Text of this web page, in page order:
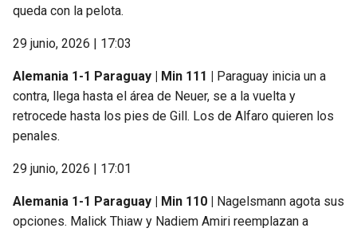
queda con la pelota.
29 junio, 2026 | 17:03
Alemania 1-1 Paraguay | Min 111 |
Paraguay inicia un a
contra, llega hasta el área de Neuer, se a la vuelta y
retrocede hasta los pies de Gill. Los de Alfaro quieren los
penales.
29 junio, 2026 | 17:01
Alemania 1-1 Paraguay | Min 110 |
Nagelsmann agota sus
opciones. Malick Thiaw y Nadiem Amiri reemplazan a